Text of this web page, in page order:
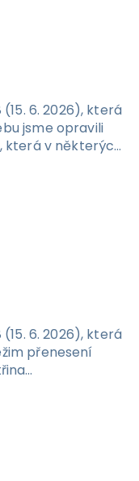
(15. 6. 2026), která
jsme opravili
která v některých
(15. 6. 2026), která
přenesení